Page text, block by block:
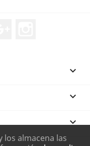



los almacena las